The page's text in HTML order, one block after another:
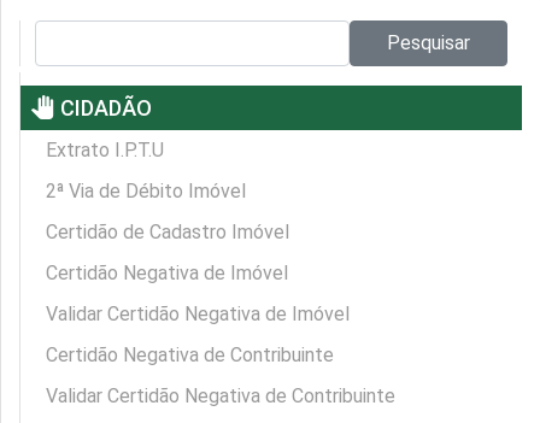
Pesquisar
pan_tool CIDADÃO
Extrato I.P.T.U
2ª Via de Débito Imóvel
Certidão de Cadastro Imóvel
Certidão Negativa de Imóvel
Validar Certidão Negativa de Imóvel
Certidão Negativa de Contribuinte
Validar Certidão Negativa de Contribuinte